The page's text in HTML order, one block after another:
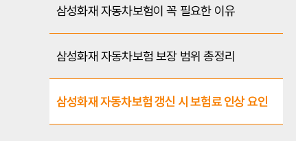
삼성화재 자동차보험이 꼭 필요한 이유
삼성화재 자동차보험 보장 범위 총정리
삼성화재 자동차보험 갱신 시 보험료 인상 요인